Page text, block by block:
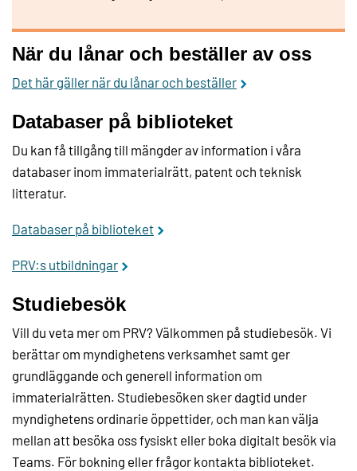
När du lånar och beställer av oss
Det här gäller när du lånar och beställer
Databaser på biblioteket
Du kan få tillgång till mängder av information i våra
databaser inom immaterialrätt, patent och teknisk
litteratur.
Databaser på biblioteket
PRV:s utbildningar
Studiebesök
Vill du veta mer om PRV? Välkommen på studiebesök. Vi
berättar om myndighetens verksamhet samt ger
grundläggande och generell information om
immaterialrätten. Studiebesöken sker dagtid under
myndighetens ordinarie öppettider, och man kan välja
mellan att besöka oss fysiskt eller boka digitalt besök via
Teams. För bokning eller frågor kontakta biblioteket.